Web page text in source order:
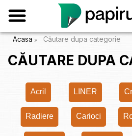
Acasa Căutare dupa categorie
CĂUTARE DUPA
Acril LINER
Radiere Carioci